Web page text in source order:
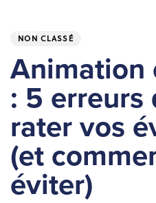
primary
navigation
Skip
content
NON CLASSÉ
Animation
: 5 erreurs
rater vos
(et
éviter)